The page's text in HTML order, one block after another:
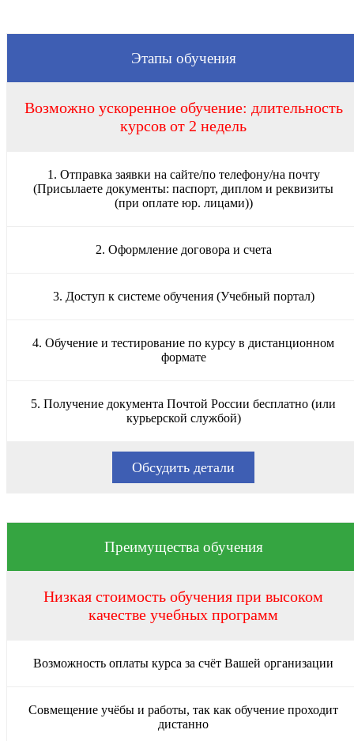
Этапы обучения
Возможно ускоренное обучение: длительность
курсов от 2 недель
1. Отправка заявки на сайте/по телефону/на почту
(Присылаете документы: паспорт, диплом и реквизиты
(при оплате юр. лицами))
2. Оформление договора и счета
3. Доступ к системе обучения (Учебный портал)
4. Обучение и тестирование по курсу в дистанционном
формате
5. Получение документа Почтой России бесплатно (или
курьерской службой)
Обсудить детали
Преимущества обучения
Низкая стоимость обучения при высоком
качестве учебных программ
Возможность оплаты курса за счёт Вашей организации
Совмещение учёбы и работы, так как обучение проходит
дистанно